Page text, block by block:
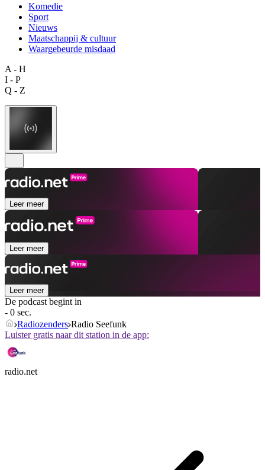
Komedie
Sport
Nieuws
Maatschappij & cultuur
Waargebeurde misdaad
A - H
I - P
Q - Z
Leer meer
Leer meer
Leer meer
De podcast begint in
- 0 sec.
Radiozenders Radio Seefunk
Luister gratis naar dit station in de app:
radio.net